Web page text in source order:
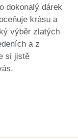
dokonalý dárek
krásu a
výběr zlatých
a z
si jistě